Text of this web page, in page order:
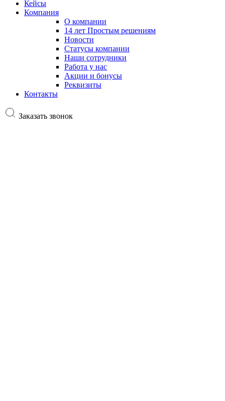
Кейсы
Компания
О компании
14 лет Простым решениям
Новости
Статусы компании
Наши сотрудники
Работа у нас
Акции и бонусы
Реквизиты
Контакты
Заказать звонок